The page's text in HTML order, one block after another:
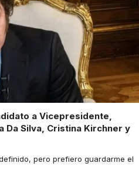
a Vicepresidente,
Da Silva, Cristina Kirchner y
pero prefiero guardarme el